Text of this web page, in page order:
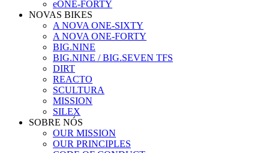
eONE-FORTY
NOVAS BIKES
A NOVA ONE-SIXTY
A NOVA ONE-FORTY
BIG.NINE
BIG.NINE / BIG.SEVEN TFS
DIRT
REACTO
SCULTURA
MISSION
SILEX
SOBRE NÓS
OUR MISSION
OUR PRINCIPLES